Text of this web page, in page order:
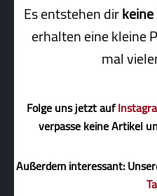
Es entstehen dir
erhalten eine kleine
mal
Folge uns jetzt auf
verpasse keine Artikel
Außerdem interessant: